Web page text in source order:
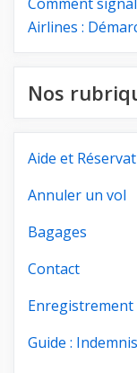
Airlines :
Nos
Aide et
Annuler un vol
Bagages
Contact
Enregistrement
Guide :